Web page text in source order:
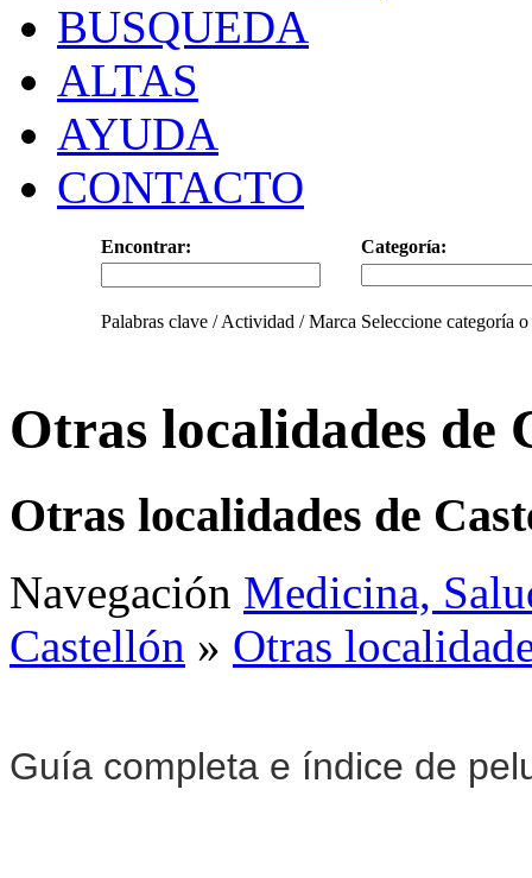
BUSQUEDA
ALTAS
AYUDA
CONTACTO
Encontrar: Categoría:
Palabras clave / Actividad / Marca Seleccione categoría
Otras localidades de
Otras localidades de
Navegación Medicina,
Castellón » Otras
Guía completa e índice de